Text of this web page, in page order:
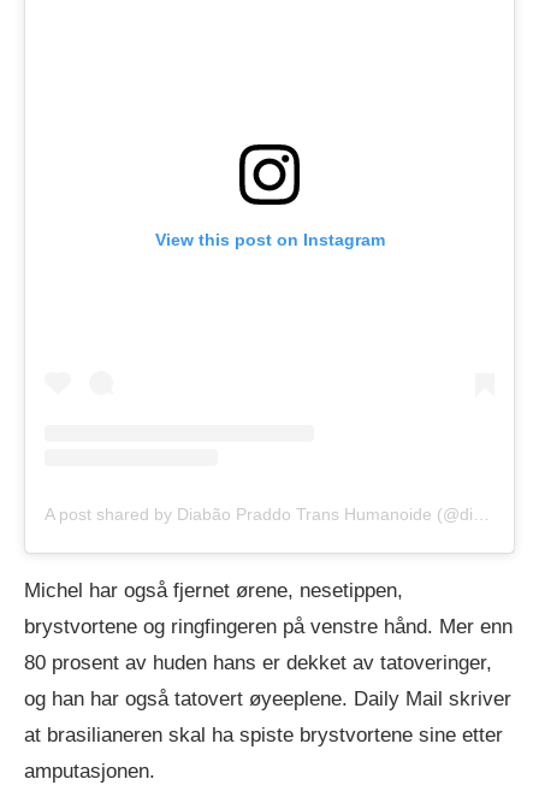
View this post on Instagram
Michel har også fjernet ørene, nesetippen,
brystvortene og ringfingeren på venstre hånd. Mer enn
80 prosent av huden hans er dekket av tatoveringer,
og han har også tatovert øyeeplene. Daily Mail skriver
at brasilianeren skal ha spiste brystvortene sine etter
amputasjonen.